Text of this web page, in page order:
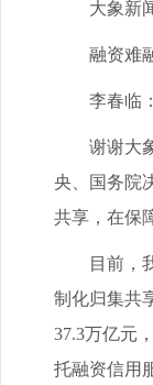
大象新闻
融资难融
李春临：
谢谢大象
央、国务院
共享，在保
目前，我
制化归集共
37.3万亿元
托融资信用